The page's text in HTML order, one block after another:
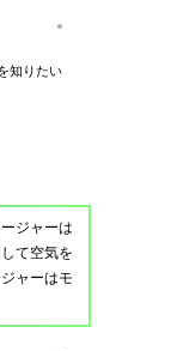
知りたい
ジャーは
て空気を
ャーはモ